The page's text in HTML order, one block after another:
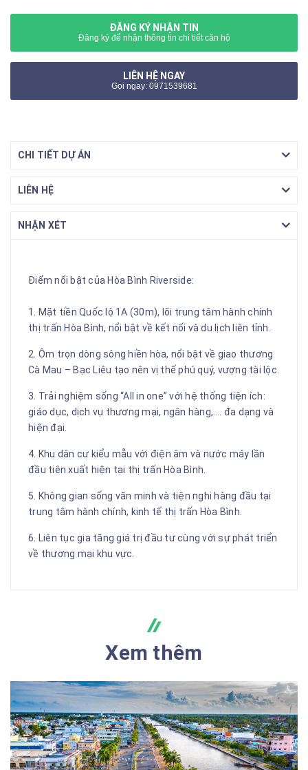
ĐĂNG KÝ NHẬN TIN
Đăng ký để nhận thông tin chi tiết căn hộ
LIÊN HỆ NGAY
Gọi ngay: 0971539681
CHI TIẾT DỰ ÁN
LIÊN HỆ
NHẬN XÉT
Điểm nổi bật của Hòa Bình Riverside:
1. Mặt tiền Quốc lộ 1A (30m), lõi trung tâm hành chính
thị trấn Hòa Bình, nổi bật về kết nối và du lịch liên tỉnh.
2. Ôm trọn dòng sông hiền hòa, nổi bật về giao thương
Cà Mau – Bạc Liêu tạo nên vị thế phú quý, vượng tài lộc.
3. Trải nghiệm sống “All in one” với hệ thống tiện ích:
giáo dục, dịch vụ thương mại, ngân hàng,…. đa dạng và
hiện đại.
4. Khu dân cư kiểu mẫu với điện âm và nước máy lần
đầu tiên xuất hiện tại thị trấn Hòa Bình.
5. Không gian sống văn minh và tiện nghi hàng đầu tại
trung tâm hành chính, kinh tế thị trấn Hòa Bình.
6. Liên tục gia tăng giá trị đầu tư cùng với sự phát triển
về thương mại khu vực.
Xem thêm